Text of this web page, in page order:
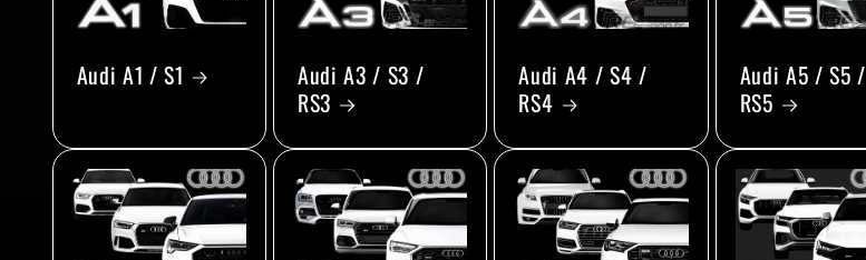
Audi A1 / S1
Audi A3 / S3 /
RS3
Audi A4 / S4 /
RS4
Audi A5 / S5 /
RS5